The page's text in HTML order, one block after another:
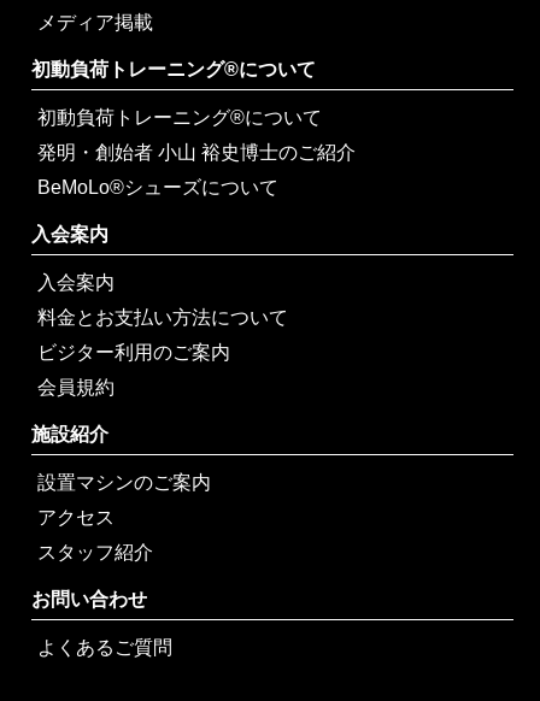
メディア掲載
初動負荷トレーニング®について
初動負荷トレーニング®について
発明・創始者 小山 裕史博士のご紹介
BeMoLo®シューズについて
入会案内
入会案内
料金とお支払い方法について
ビジター利用のご案内
会員規約
施設紹介
設置マシンのご案内
アクセス
スタッフ紹介
お問い合わせ
よくあるご質問